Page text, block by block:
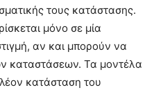
τους κατάστασης.
μόνο σε μία
αν και μπορούν να
καταστάσεων. Τα μοντέλα
κατάσταση του